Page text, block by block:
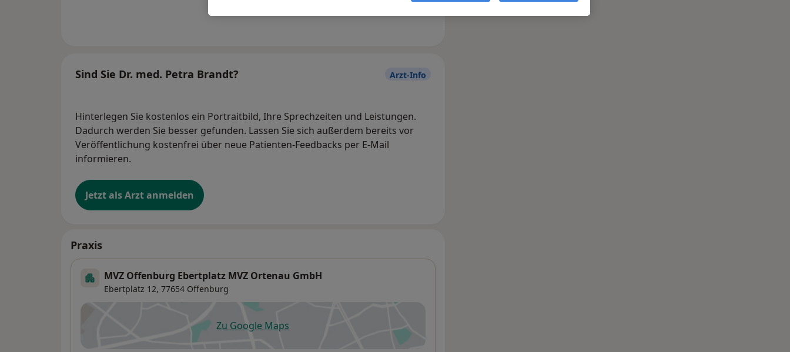
Sind Sie Dr. med. Petra Brandt? Arzt-Info
Hinterlegen Sie kostenlos ein Portraitbild, Ihre Sprechzeiten und Leistungen.
Dadurch werden Sie besser gefunden. Lassen Sie sich außerdem bereits vor
Veröffentlichung kostenfrei über neue Patienten-Feedbacks per E-Mail
informieren.
Jetzt als Arzt anmelden
Praxis
MVZ Offenburg Ebertplatz MVZ Ortenau GmbH
Ebertplatz 12, 77654 Offenburg
Zu Google Mapsöffnet in einer neuen Registerkarte